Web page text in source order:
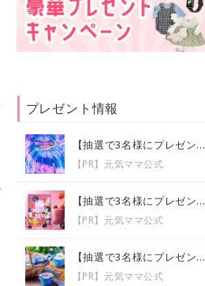
プレゼント情報
【抽選で3名様にプレゼン...
【PR】元気ママ公式
【抽選で3名様にプレゼン...
【PR】元気ママ公式
【抽選で3名様にプレゼン...
【PR】元気ママ公式